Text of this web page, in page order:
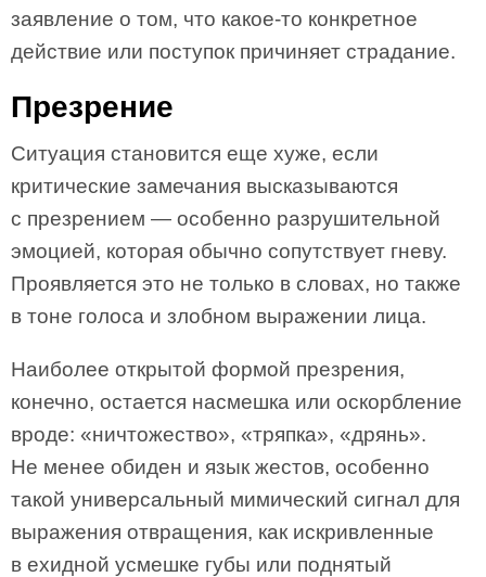
заявление о том, что какое-то конкретное
действие или поступок причиняет страдание.
Презрение
Ситуация становится еще хуже, если
критические замечания высказываются
с презрением — особенно разрушительной
эмоцией, которая обычно сопутствует гневу.
Проявляется это не только в словах, но также
в тоне голоса и злобном выражении лица.
Наиболее открытой формой презрения,
конечно, остается насмешка или оскорбление
вроде: «ничтожество», «тряпка», «дрянь».
Не менее обиден и язык жестов, особенно
такой универсальный мимический сигнал для
выражения отвращения, как искривленные
в ехидной усмешке губы или поднятый